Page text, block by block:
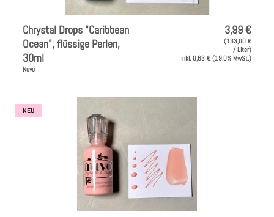
Chrystal Drops "Caribbean
Ocean", flüssige Perlen,
30ml
Nuvo
3,99 €
(133,00 €
/ Liter)
inkl. 0,63 € (19.0% MwSt.)
NEU